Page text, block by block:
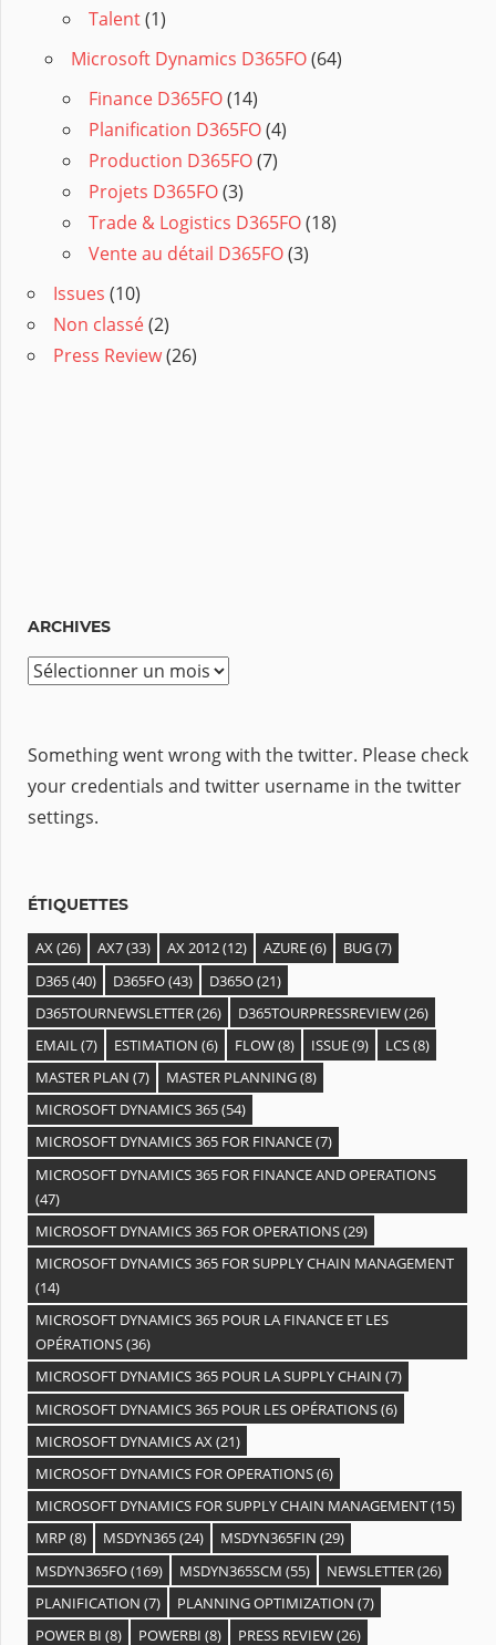
Talent(1)
Microsoft Dynamics D365FO(64)
Finance D365FO(14)
Planification D365FO(4)
Production D365FO(7)
Projets D365FO(3)
Trade & Logistics D365FO(18)
Vente au détail D365FO(3)
Issues (10)
Non classé(2)
Press Review(26)
ARCHIVES
A
h
i
v
Something went wrong with the twitter. Please check
your credentials and twitter username in the twitter
settings.
ÉTIQUETTES
AX(26) AX7(33) AX 2012(12) AZURE(6) BUG(7)
D365(40) D365FO(43) D365O(21)
D365TOURNEWSLETTER(26) D365TOURPRESSREVIEW(26)
EMAIL(7) ESTIMATION (6) FLOW(8) ISSUE(9) LCS(8)
MASTER PLAN (7) MASTER PLANNING(8)
MICROSOFT DYNAMICS 365(54)
MICROSOFT DYNAMICS 365 FOR FINANCE(7)
MICROSOFT DYNAMICS 365 FOR FINANCE AND OPERATIONS
(47)
MICROSOFT DYNAMICS 365 FOR OPERATIONS(29)
MICROSOFT DYNAMICS 365 FOR SUPPLY CHAIN MANAGEMENT
(14)
MICROSOFT DYNAMICS 365 POUR LA FINANCE ET LES
OPÉRATIONS(36)
MICROSOFT DYNAMICS 365 POUR LA SUPPLY CHAIN (7)
MICROSOFT DYNAMICS 365 POUR LES OPÉRATIONS(6)
MICROSOFT DYNAMICS AX(21)
MICROSOFT DYNAMICS FOR OPERATIONS(6)
MICROSOFT DYNAMICS FOR SUPPLY CHAIN MANAGEMENT(15)
MRP (8) MSDYN365(24) MSDYN365FIN (29)
MSDYN365FO(169) MSDYN365SCM (55) NEWSLETTER (26)
PLANIFICATION (7) PLANNING OPTIMIZATION (7)
POWER BI (8) POWERBI (8) PRESS REVIEW(26)